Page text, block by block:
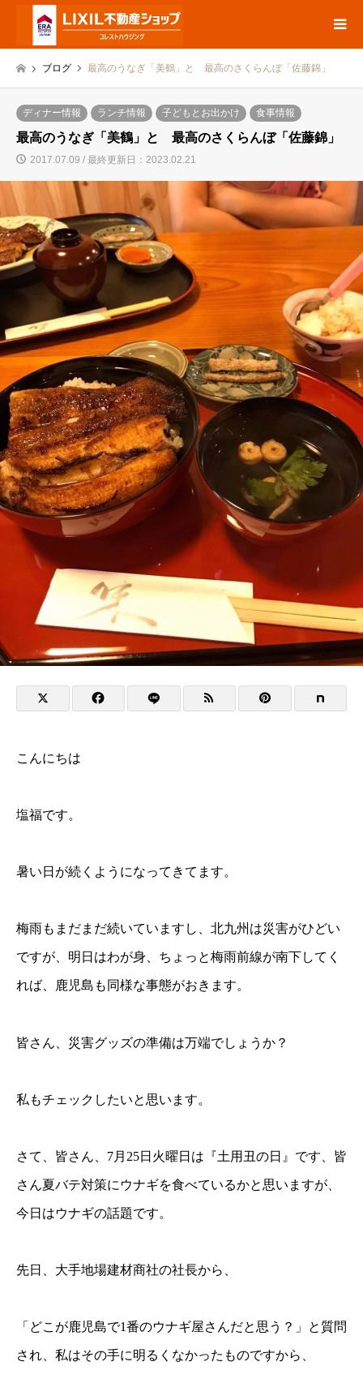
ブログ 最高のうなぎ「美鶴」と 最高のさくらんぼ「佐藤錦」
ディナー情報 ランチ情報 子どもとお出かけ 食事情報
最高のうなぎ「美鶴」と 最高のさくらんぼ「佐藤錦」
2017.07.09 / 最終更新日：2023.02.21
こんにちは
塩福です。
暑い日が続くようになってきてます。
梅雨もまだまだ続いていますし、北九州は災害がひどい
ですが、明日はわが身、ちょっと梅雨前線が南下してく
れば、鹿児島も同様な事態がおきます。
皆さん、災害グッズの準備は万端でしょうか？
私もチェックしたいと思います。
さて、皆さん、7月25日火曜日は『土用丑の日』です、皆
さん夏バテ対策にウナギを食べているかと思いますが、
今日はウナギの話題です。
先日、大手地場建材商社の社長から、
「どこが鹿児島で1番のウナギ屋さんだと思う？」と質問
され、私はその手に明るくなかったものですから、